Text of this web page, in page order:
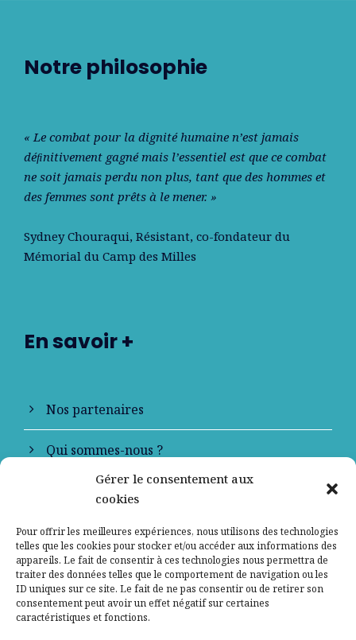
Gérer le consentement aux
cookies
Pour offrir les meilleures expériences, nous utilisons des technologies
telles que les cookies pour stocker et/ou accéder aux informations des
appareils. Le fait de consentir à ces technologies nous permettra de
traiter des données telles que le comportement de navigation ou les
ID uniques sur ce site. Le fait de ne pas consentir ou de retirer son
consentement peut avoir un effet négatif sur certaines
caractéristiques et fonctions.
Notre philosophie
« Le combat pour la dignité humaine n’est jamais
déﬁnitivement gagné mais l’essentiel est que ce combat
ne soit jamais perdu non plus, tant que des hommes et
des femmes sont prêts à le mener. »
Sydney Chouraqui, Résistant, co-fondateur du
Mémorial du Camp des Milles
En savoir +
Nos partenaires
Qui sommes-nous ?
Contactez-nous
Mentions légales
Politique de confidentialité